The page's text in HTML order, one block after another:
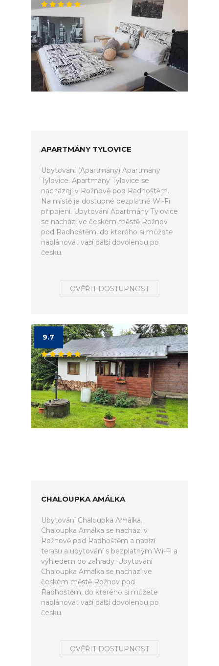
APARTMÁNY TYLOVICE
Ubytování (Apartmány) Apartmány
Tylovice. Apartmány Tylovice se
nacházejí v Rožnově pod Radhoštěm.
Na místě je dostupné bezplatné Wi-Fi
připojení. Ubytování Apartmány Tylovice
se nachází ve českém městě Rožnov
pod Radhoštěm, do kterého si můžete
naplánovat vaší další dovolenou po
česku.
OVĚŘIT DOSTUPNOST
9.7
CHALOUPKA AMÁLKA
Ubytování Chaloupka Amálka.
Chaloupka Amálka se nachází v
Rožnově pod Radhoštěm a nabízí
terasu a ubytování s bezplatným Wi-Fi a
výhledem do zahrady. Ubytování
Chaloupka Amálka se nachází ve
českém městě Rožnov pod
Radhoštěm, do kterého si můžete
naplánovat vaší další dovolenou po
česku.
OVĚŘIT DOSTUPNOST